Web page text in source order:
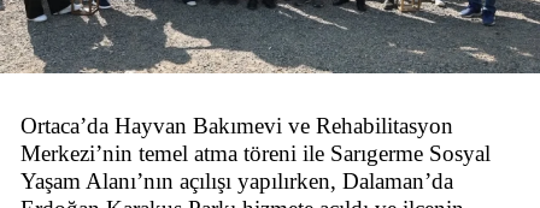
Ortaca’da Hayvan Bakımevi ve Rehabilitasyon
Merkezi’nin temel atma töreni ile Sarıgerme Sosyal
Yaşam Alanı’nın açılışı yapılırken, Dalaman’da